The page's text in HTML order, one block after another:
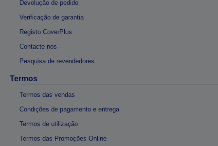
Devolução de pedido
Verificação de garantia
Registo CoverPlus
Contacte-nos
Pesquisa de revendedores
Termos
Termos das vendas
Condições de pagamento e entrega
Termos de utilização
Termos das Promoções Online